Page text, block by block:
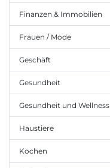
Finanzen & Immobilien
Frauen / Mode
Geschäft
Gesundheit
Gesundheit und Wellness
Haustiere
Kochen